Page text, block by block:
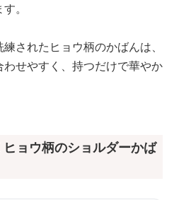
。
されたヒョウ柄のかばんは、
せやすく、持つだけで華やか
ョウ柄のショルダーかば